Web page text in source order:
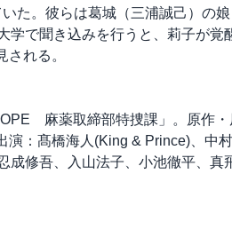
た。彼らは葛城（三浦誠己）の
学で聞き込みを行うと、莉子が覚
れる。
麻薬取締部特捜課」。原作・
：髙橋海人(King & Prince)、中
修吾、入山法子、小池徹平、真